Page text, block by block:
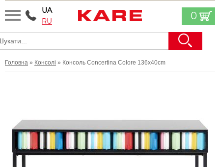
UA
RU
0
Головна » Консолі » Консоль Concertina Colore 136x40cm